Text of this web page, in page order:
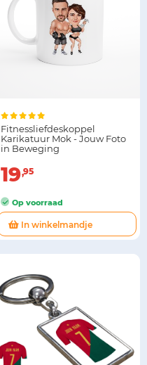
Fitnessliefdeskoppel
Karikatuur Mok - Jouw Foto
in Beweging
19 95
Op voorraad
In winkelmandje